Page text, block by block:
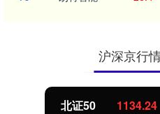
沪深京行
北证50 1134.24